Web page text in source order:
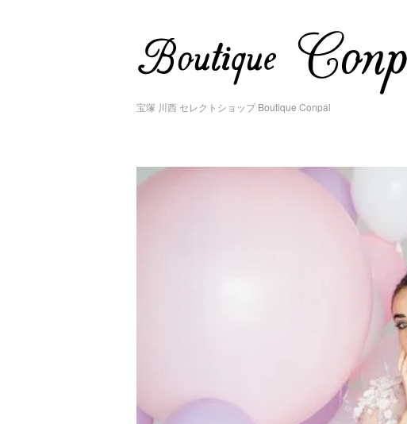
宝塚 川西 セレクトショップ Boutique Conpal